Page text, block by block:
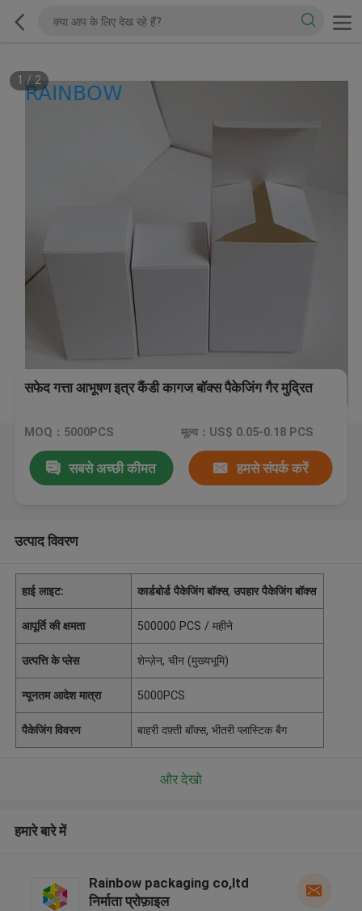
1 / 2
सफेद गत्ता आभूषण इत्र कैंडी कागज बॉक्स पैकेजिंग गैर मुद्रित
MOQ：5000PCS मूल्य：US$ 0.05-0.18 PCS
सबसे अच्छी कीमत हमसे संपर्क करें
उत्पाद विवरण
हाई लाइट: कार्डबोर्ड पैकेजिंग बॉक्स,उपहार पैकेजिंग बॉक्स
आपूर्ति की क्षमता 500000 PCS / महीने
उत्पत्ति के प्लेस शेन्ज़ेन, चीन (मुख्यभूमि)
न्यूनतम आदेश मात्रा 5000PCS
पैकेजिंग विवरण बाहरी दफ़्ती बॉक्स, भीतरी प्लास्टिक बैग
और देखो
हमारे बारे में
Rainbow packaging co,ltd
निर्माता प्रोफ़ाइल